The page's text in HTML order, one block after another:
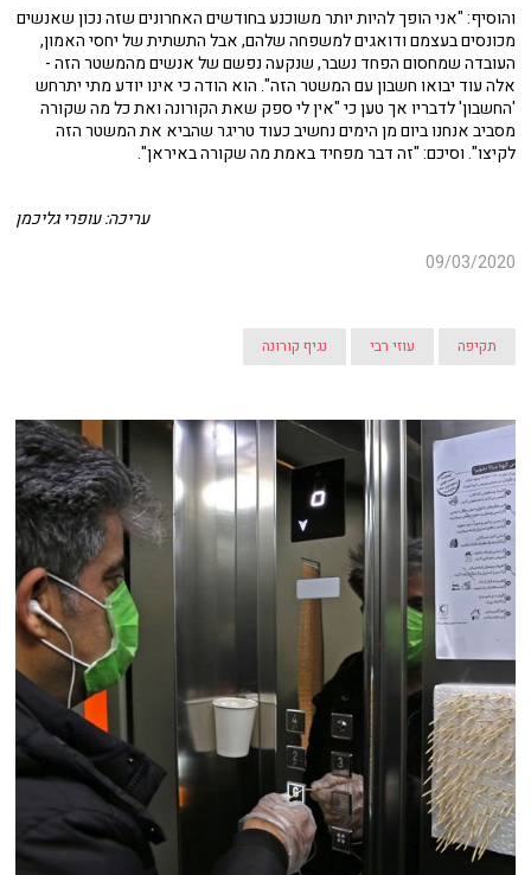
והוסיף: "אני הופך להיות יותר משוכנע בחודשים האחרונים שזה נכון שאנשים
מכונסים בעצמם ודואגים למשפחה שלהם, אבל התשתית של יחסי האמון,
העובדה שמחסום הפחד נשבר, שנקעה נפשם של אנשים מהמשטר הזה -
אלה עוד יבואו חשבון עם המשטר הזה". הוא הודה כי אינו יודע מתי יתרחש
'החשבון' לדבריו אך טען כי "אין לי ספק שאת הקורונה ואת כל מה שקורה
מסביב אנחנו ביום מן הימים נחשיב כעוד טריגר שהביא את המשטר הזה
לקיצו". וסיכם: "זה דבר מפחיד באמת מה שקורה באיראן".
עריכה: עופרי גליכמן
09/03/2020
תקיפה עוזי רבי נגיף קורונה